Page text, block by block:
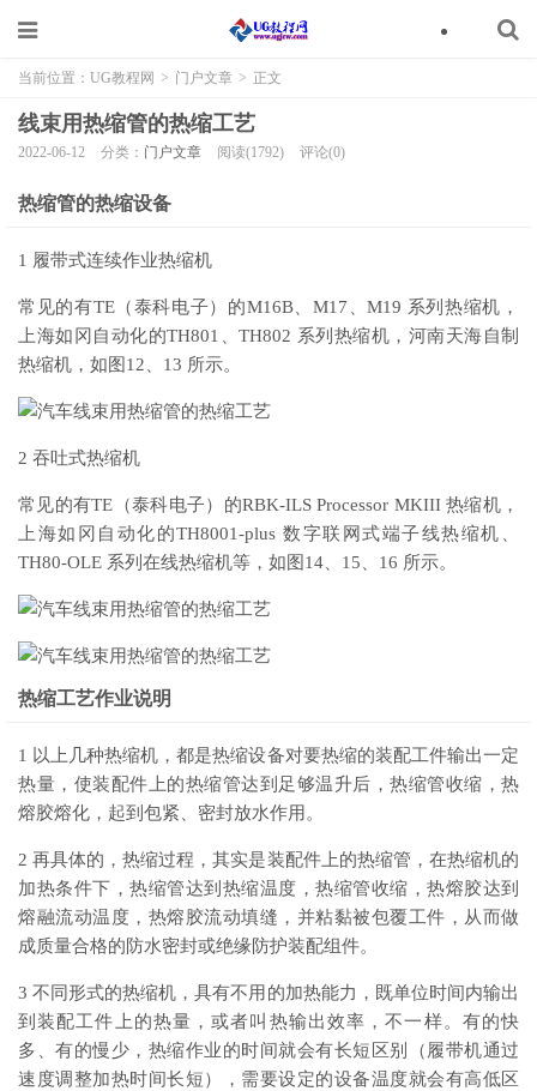
当前位置： UG教程网 > 门户文章 > 正文
线束用热缩管的热缩工艺
2022-06-12 分类： 门户文章 阅读(1792) 评论(0)
热缩管的热缩设备
1 履带式连续作业热缩机
常见的有TE（泰科电子）的M16B、M17、M19 系列热缩机，
上海如冈自动化的TH801、TH802 系列热缩机，河南天海自制
热缩机，如图12、13 所示。
2 吞吐式热缩机
常见的有TE（泰科电子）的RBK-ILS Processor MKIII 热缩机，
上海如冈自动化的TH8001-plus 数字联网式端子线热缩机、
TH80-OLE 系列在线热缩机等，如图14、15、16 所示。
热缩工艺作业说明
1 以上几种热缩机，都是热缩设备对要热缩的装配工件输出一定
热量，使装配件上的热缩管达到足够温升后，热缩管收缩，热
熔胶熔化，起到包紧、密封放水作用。
2 再具体的，热缩过程，其实是装配件上的热缩管，在热缩机的
加热条件下，热缩管达到热缩温度，热缩管收缩，热熔胶达到
熔融流动温度，热熔胶流动填缝，并粘黏被包覆工件，从而做
成质量合格的防水密封或绝缘防护装配组件。
3 不同形式的热缩机，具有不用的加热能力，既单位时间内输出
到装配工件上的热量，或者叫热输出效率，不一样。有的快
多、有的慢少，热缩作业的时间就会有长短区别（履带机通过
速度调整加热时间长短），需要设定的设备温度就会有高低区